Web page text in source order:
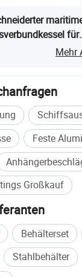
für
Mehr
Feste
Großkauf
Behälterset
Stahlbehälter